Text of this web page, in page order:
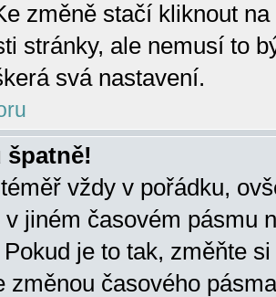
změně stačí kliknout
stránky, ale nemusí to
svá nastavení.
špatně!
vždy v pořádku,
v jiném časovém pásmu
je to tak, změňte
změnou časového